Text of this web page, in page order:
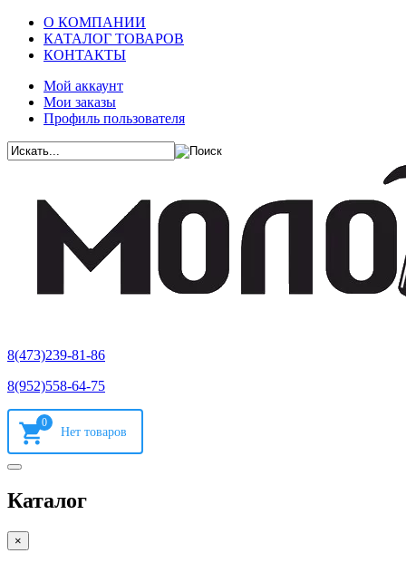
О КОМПАНИИ
КАТАЛОГ ТОВАРОВ
КОНТАКТЫ
Мой аккаунт
Мои заказы
Профиль пользователя
8(473)239-81-86
8(952)558-64-75
0
Каталог
×